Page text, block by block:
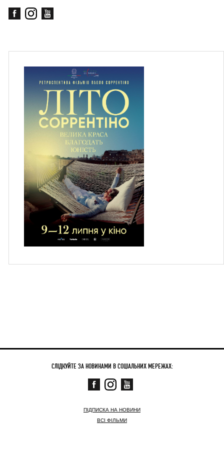
СЛІДКУЙТЕ ЗА НОВИНАМИ В СОЦІАЛЬНИХ МЕРЕЖАХ:
ПІДПИСКА НА НОВИНИ
ВСІ ФІЛЬМИ